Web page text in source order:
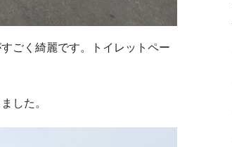
ごく綺麗です。トイレットペー
した。